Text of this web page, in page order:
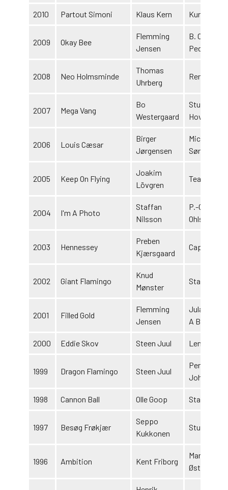
2010 Partout Simoni Klaus Kern Kurt
2009 Okay Bee
Flemming
Jensen
B. O. & M.
Pedersen
2008 Neo Holmsminde
Thomas
Uhrberg
Rene
2007 Mega Vang
Bo
Westergaard
Stutteri
Hovedgård
2006 Louis Cæsar
Birger
Jørgensen
Michael I.
Sørensen
2005 Keep On Flying
Joakim
Lövgren
Team
2004 I'm A Photo
Staffan
Nilsson
P.-O., R. &
Ohlsson
2003 Hennessey
Preben
Kjærsgaard
Capimera
2002 Giant Flamingo
Knud
Mønster
Stall Tvers
2001 Filled Gold
Flemming
Jensen
Jula
A B
2000 Eddie Skov Steen Juul Lena
1999 Dragon Flamingo Steen Juul
Per
John Rui
1998 Cannon Ball Olle Goop Stall
1997 Besøg Frøkjær
Seppo
Kukkonen
Stutteri
1996 Ambition Kent Friborg
Martin
Østengård